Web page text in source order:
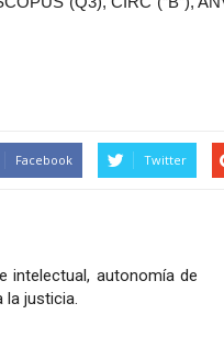
Facebook Twitter
intelectual, autonomía de
la justicia.